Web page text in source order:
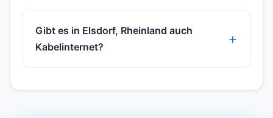
Gibt es in Elsdorf, Rheinland auch
Kabelinternet?